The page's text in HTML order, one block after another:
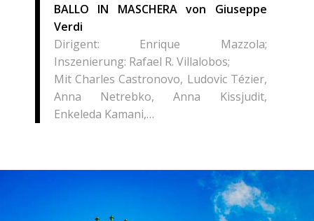
BALLO IN MASCHERA von Giuseppe
Verdi
Dirigent: Enrique Mazzola;
Inszenierung: Rafael R. Villalobos;
Mit Charles Castronovo, Ludovic Tézier,
Anna Netrebko, Anna Kissjudit,
Enkeleda Kamani,…